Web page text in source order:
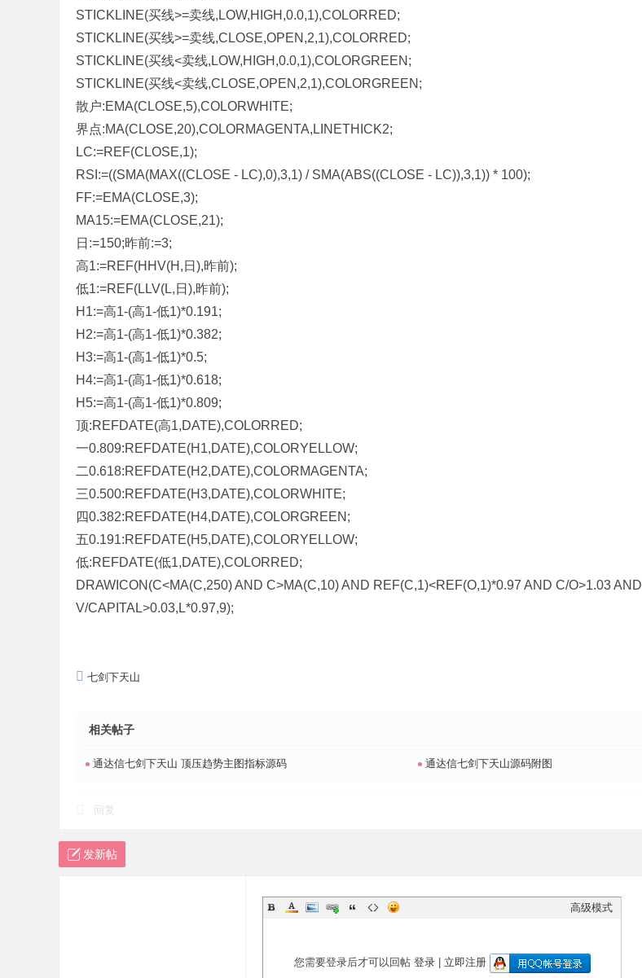
STICKLINE(买线>=卖线,LOW,HIGH,0.0,1),COLORRED;
STICKLINE(买线>=卖线,CLOSE,OPEN,2,1),COLORRED;
STICKLINE(买线<卖线,LOW,HIGH,0.0,1),COLORGREEN;
STICKLINE(买线<卖线,CLOSE,OPEN,2,1),COLORGREEN;
散户:EMA(CLOSE,5),COLORWHITE;
界点:MA(CLOSE,20),COLORMAGENTA,LINETHICK2;
LC:=REF(CLOSE,1);
RSI:=((SMA(MAX((CLOSE - LC),0),3,1) / SMA(ABS((CLOSE - LC)),3,1)) * 100);
FF:=EMA(CLOSE,3);
MA15:=EMA(CLOSE,21);
日:=150;昨前:=3;
高1:=REF(HHV(H,日),昨前);
低1:=REF(LLV(L,日),昨前);
H1:=高1-(高1-低1)*0.191;
H2:=高1-(高1-低1)*0.382;
H3:=高1-(高1-低1)*0.5;
H4:=高1-(高1-低1)*0.618;
H5:=高1-(高1-低1)*0.809;
顶:REFDATE(高1,DATE),COLORRED;
一0.809:REFDATE(H1,DATE),COLORYELLOW;
二0.618:REFDATE(H2,DATE),COLORMAGENTA;
三0.500:REFDATE(H3,DATE),COLORWHITE;
四0.382:REFDATE(H4,DATE),COLORGREEN;
五0.191:REFDATE(H5,DATE),COLORYELLOW;
低:REFDATE(低1,DATE),COLORRED;
DRAWICON(C<MA(C,250) AND C>MA(C,10) AND REF(C,1)<REF(O,1)*0.97 AND C/O>1.03 AND
V/CAPITAL>0.03,L*0.97,9);
七剑下天山
相关帖子
• 通达信七剑下天山 顶压趋势主图指标源码 • 通达信七剑下天山源码附图
回复
发新帖
高级模式
您需要登录后才可以回帖 登录| 立即注册